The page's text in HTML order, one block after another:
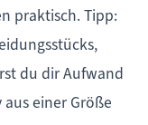
praktisch. Tipp:
du dir Aufwand
einer Größe